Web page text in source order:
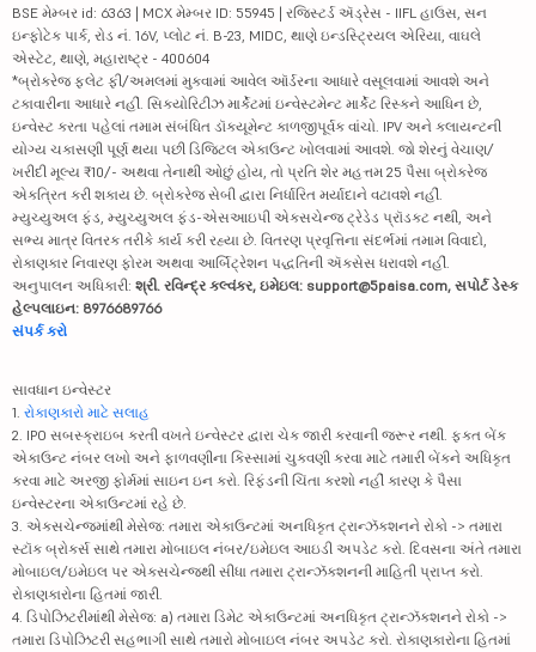
BSE મેમ્બર id: 6363 | MCX મેમ્બર ID: 55945 | રજિસ્ટર્ડ ઍડ્રેસ - IIFL હાઉસ, સન
ઇન્ફોટેક પાર્ક, રોડ નં. 16V, પ્લોટ નં. B-23, MIDC, થાણે ઇન્ડસ્ટ્રિયલ એરિયા, વાઘલે
એસ્ટેટ, થાણે, મહારાષ્ટ્ર - 400604
*બ્રોકરેજ ફ્લેટ ફી/અમલમાં મુકવામાં આવેલ ઑર્ડરના આધારે વસૂલવામાં આવશે અને
ટકાવારીના આધારે નહીં. સિક્યોરિટીઝ માર્કેટમાં ઇન્વેસ્ટમેન્ટ માર્કેટ રિસ્કને આધિન છે,
ઇન્વેસ્ટ કરતા પહેલાં તમામ સંબંધિત ડૉક્યૂમેન્ટ કાળજીપૂર્વક વાંચો. IPV અને ક્લાયન્ટની
યોગ્ય ચકાસણી પૂર્ણ થયા પછી ડિજિટલ એકાઉન્ટ ખોલવામાં આવશે. જો શેરનું વેચાણ/
ખરીદી મૂલ્ય ₹10/- અથવા તેનાથી ઓછું હોય, તો પ્રતિ શેર મહત્તમ 25 પૈસા બ્રોકરેજ
એકત્રિત કરી શકાય છે. બ્રોકરેજ સેબી દ્વારા નિર્ધારિત મર્યાદાને વટાવશે નહીં.
મ્યુચ્યુઅલ ફંડ, મ્યુચ્યુઅલ ફંડ-એસઆઇપી એક્સચેન્જ ટ્રેડેડ પ્રૉડક્ટ નથી, અને
સભ્ય માત્ર વિતરક તરીકે કાર્ય કરી રહ્યા છે. વિતરણ પ્રવૃત્તિના સંદર્ભમાં તમામ વિવાદો,
રોકાણકાર નિવારણ ફોરમ અથવા આર્બિટ્રેશન પદ્ધતિની ઍક્સેસ ધરાવશે નહીં.
અનુપાલન અધિકારી: શ્રી. રવિન્દ્ર કલ્વંકર, ઇમેઇલ: support@5paisa.com, સપોર્ટ ડેસ્ક
હેલ્પલાઇન: 8976689766
સંપર્ક કરો
સાવધાન ઇન્વેસ્ટર
1. રોકાણકારો માટે સલાહ
2. IPO સબસ્ક્રાઇબ કરતી વખતે ઇન્વેસ્ટર દ્વારા ચેક જારી કરવાની જરૂર નથી. ફક્ત બેંક
એકાઉન્ટ નંબર લખો અને ફાળવણીના કિસ્સામાં ચુકવણી કરવા માટે તમારી બેંકને અધિકૃત
કરવા માટે અરજી ફોર્મમાં સાઇન ઇન કરો. રિફંડની ચિંતા કરશો નહીં કારણ કે પૈસા
ઇન્વેસ્ટરના એકાઉન્ટમાં રહે છે.
3. એક્સચેન્જમાંથી મેસેજ: તમારા એકાઉન્ટમાં અનધિકૃત ટ્રાન્ઝૅક્શનને રોકો -> તમારા
સ્ટૉક બ્રોકર્સ સાથે તમારા મોબાઇલ નંબર/ઇમેઇલ આઇડી અપડેટ કરો. દિવસના અંતે તમારા
મોબાઇલ/ઇમેઇલ પર એક્સચેન્જથી સીધા તમારા ટ્રાન્ઝૅક્શનની માહિતી પ્રાપ્ત કરો.
રોકાણકારોના હિતમાં જારી.
4. ડિપોઝિટરીમાંથી મેસેજ: a) તમારા ડિમેટ એકાઉન્ટમાં અનધિકૃત ટ્રાન્ઝૅક્શનને રોકો ->
તમારા ડિપોઝિટરી સહભાગી સાથે તમારો મોબાઇલ નંબર અપડેટ કરો. રોકાણકારોના હિતમાં